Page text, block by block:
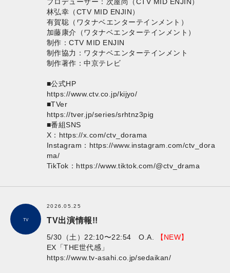
林弘幸（CTV MID ENJIN）
有賀聡（ワタナベエンターテインメント）
加藤康介（ワタナベエンターテインメント）
制作：CTV MID ENJIN
制作協力：ワタナベエンターテインメント
制作著作：中京テレビ
■公式HP
https://www.ctv.co.jp/kijyo/
■TVer
https://tver.jp/series/srhtnz3pig
■番組SNS
X： https://x.com/ctv_dorama
Instagram： https://www.instagram.com/ctv_dora
ma/
TikTok： https://www.tiktok.com/@ctv_drama
TV
2026.05.25
TV出演情報!!
5/30（土）22:10〜22:54 O.A.
【NEW】
EX「THE世代感」
https://www.tv-asahi.co.jp/sedaikan/